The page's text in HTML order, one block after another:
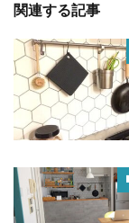
関連する記事